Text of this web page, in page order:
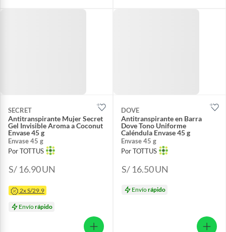
SECRET
Antitranspirante Mujer Secret
Gel Invisible Aroma a Coconut
Envase 45 g
Envase 45 g
Por TOTTUS
S/ 16.90UN
2x S/29.9
Envíorápido
DOVE
Antitranspirante en Barra
Dove Tono Uniforme
Caléndula Envase 45 g
Envase 45 g
Por TOTTUS
S/ 16.50UN
Envíorápido